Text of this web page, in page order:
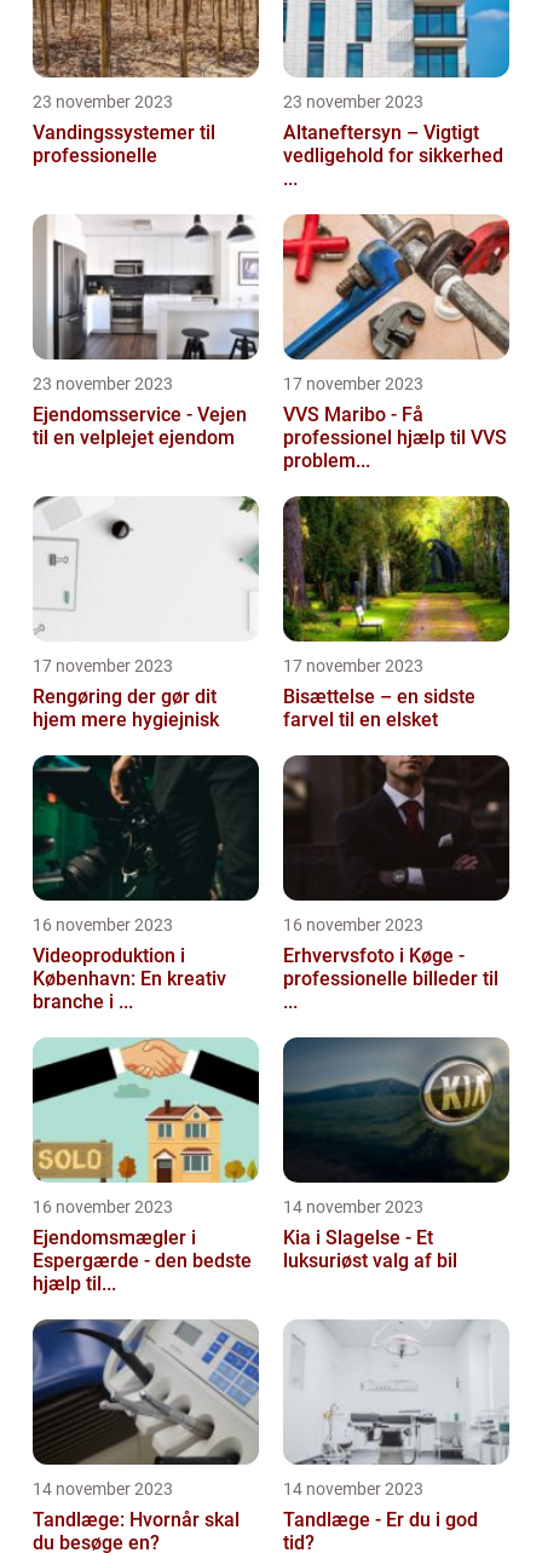
23 november 2023
Vandingssystemer til
professionelle
23 november 2023
Altaneftersyn – Vigtigt
vedligehold for sikkerhed
...
23 november 2023
Ejendomsservice - Vejen
til en velplejet ejendom
17 november 2023
VVS Maribo - Få
professionel hjælp til VVS
problem...
17 november 2023
Rengøring der gør dit
hjem mere hygiejnisk
17 november 2023
Bisættelse – en sidste
farvel til en elsket
16 november 2023
Videoproduktion i
København: En kreativ
branche i ...
16 november 2023
Erhvervsfoto i Køge -
professionelle billeder til
...
16 november 2023
Ejendomsmægler i
Espergærde - den bedste
hjælp til...
14 november 2023
Kia i Slagelse - Et
luksuriøst valg af bil
14 november 2023
Tandlæge: Hvornår skal
du besøge en?
14 november 2023
Tandlæge - Er du i god
tid?